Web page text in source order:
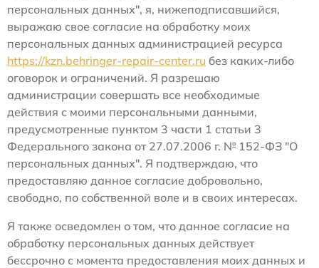
персональных данных", я, нижеподписавшийся,
выражаю свое согласие на обработку моих
персональных данных администрацией ресурса
https://kzn.behringer-repair-center.ru без каких-либо
оговорок и ограничений. Я разрешаю
администрации совершать все необходимые
действия с моими персональными данными,
предусмотренные пунктом 3 части 1 статьи 3
Федерального закона от 27.07.2006 г. № 152-ФЗ "О
персональных данных". Я подтверждаю, что
предоставляю данное согласие добровольно,
свободно, по собственной воле и в своих интересах.
Я также осведомлен о том, что данное согласие на
обработку персональных данных действует
бессрочно с момента предоставления моих данных и